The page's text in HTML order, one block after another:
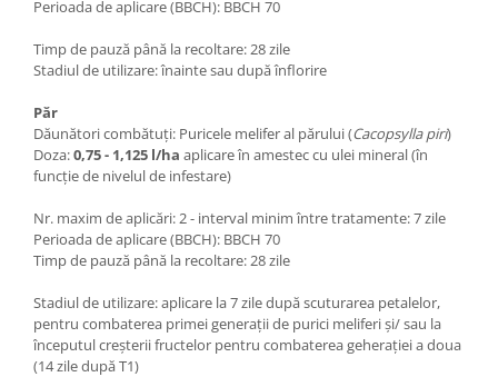
Perioada de aplicare (BBCH): BBCH 70
Timp de pauză până la recoltare: 28 zile
Stadiul de utilizare: înainte sau după înflorire
Păr
Dăunători combătuți: Puricele melifer al părului (Cacopsylla piri)
Doza:0,75 - 1,125 l/ha aplicare în amestec cu ulei mineral (în
funcție de nivelul de infestare)
Nr. maxim de aplicări: 2 - interval minim între tratamente: 7 zile
Perioada de aplicare (BBCH): BBCH 70
Timp de pauză până la recoltare: 28 zile
Stadiul de utilizare: aplicare la 7 zile după scuturarea petalelor,
pentru combaterea primei generații de purici meliferi și/ sau la
începutul creșterii fructelor pentru combaterea geherației a doua
(14 zile după T1)